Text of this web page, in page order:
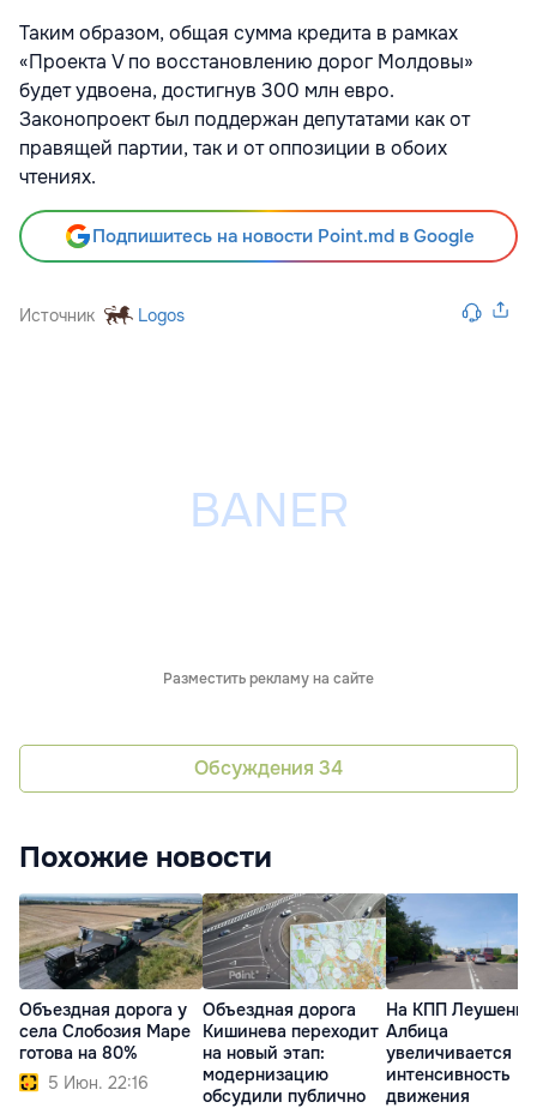
Таким образом, общая сумма кредита в рамках
«Проекта V по восстановлению дорог Молдовы»
будет удвоена, достигнув 300 млн евро.
Законопроект был поддержан депутатами как от
правящей партии, так и от оппозиции в обоих
чтениях.
Подпишитесь на новости Point.md в Google
Источник Logos
Разместить рекламу на сайте
Обсуждения 34
Похожие новости
Объездная дорога у
села Слобозия Маре
готова на 80%
5 Июн. 22:16
Объездная дорога
Кишинева переходит
на новый этап:
модернизацию
обсудили публично
На КПП Леушены-
Албица
увеличивается
интенсивность
движения